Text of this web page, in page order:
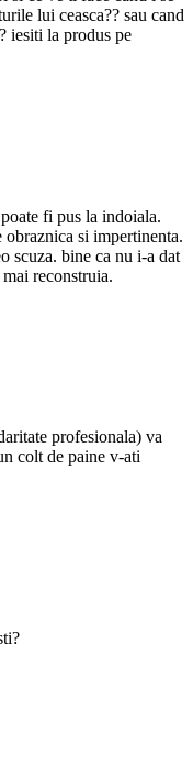
lui ceasca?? sau cand
iesiti la produs pe
fi pus la indoiala.
obraznica si impertinenta.
scuza. bine ca nu i-a dat
reconstruia.
profesionala) va
colt de paine v-ati